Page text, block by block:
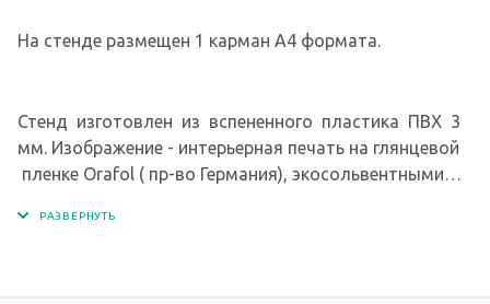
На стенде размещен 1 карман А4 формата.
Стенд изготовлен из вспененного пластика ПВХ 3
мм. Изображение - интерьерная печать на глянцевой
пленке Orafol ( пр-во Германия), экосольвентными
изготовлены из современного прочного и